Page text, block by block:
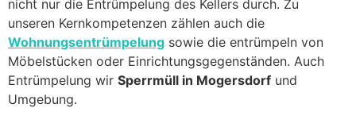
nicht nur die Entrümpelung des Kellers durch. Zu
unseren Kernkompetenzen zählen auch die
Wohnungsentrümpelung sowie die entrümpeln von
Möbelstücken oder Einrichtungsgegenständen. Auch
Entrümpelung wir Sperrmüll in Mogersdorf und
Umgebung.